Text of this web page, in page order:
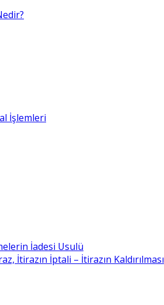
İşlemleri
İadesi Usulü
İtirazın İptali – İtirazın Kaldırılması